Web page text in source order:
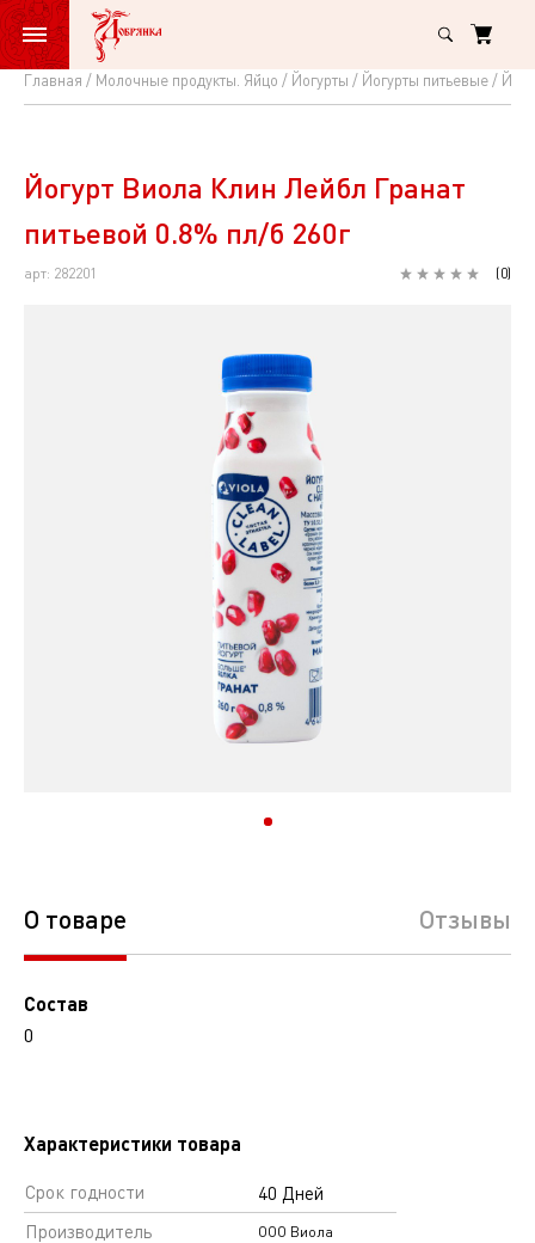
Главная Молочные продукты. Яйцо Йогурты Йогурты питьевые
Йогурт
Клин
Лейбл
Гранат
Йогурт Виола Клин Лейбл Гранат
питьевой 0.8% пл/б 260г
арт: 282201 (0)
О товаре Отзывы
Состав
0
Характеристики товара
Срок годности
40 Дней
Производитель
ООО Виола